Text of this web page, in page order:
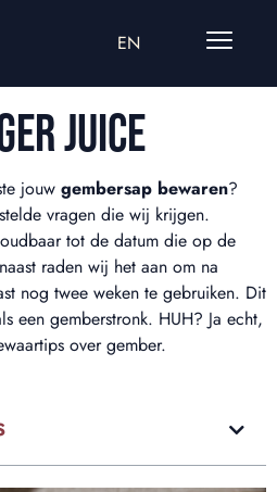
EN
JUICE
jouw gembersap bewaren?
vragen die wij krijgen.
tot de datum die op de
raden wij het aan om na
nog twee weken te gebruiken. Dit
een gemberstronk. HUH? Ja echt,
over gember.